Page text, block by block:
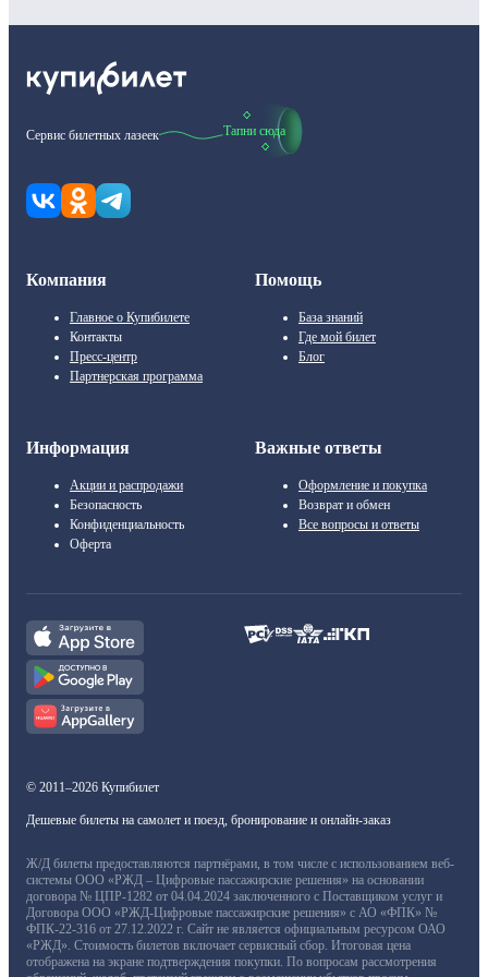
Сервис билетных лазеек Тапни сюда
Компания
Главное о Купибилете
Контакты
Пресс-центр
Партнерская программа
Помощь
База знаний
Где мой билет
Блог
Информация
Акции и распродажи
Безопасность
Конфиденциальность
Оферта
Важные ответы
Оформление и покупка
Возврат и обмен
Все вопросы и ответы
© 2011–2026 Купибилет
Дешевые билеты на самолет и поезд, бронирование и онлайн-заказ
Ж/Д билеты предоставляются партнёрами, в том числе с использованием веб-
системы ООО «РЖД – Цифровые пассажирские решения» на основании
договора № ЦПР-1282 от 04.04.2024 заключенного с Поставщиком услуг и
Договора ООО «РЖД-Цифровые пассажирские решения» с АО «ФПК» №
ФПК-22-316 от 27.12.2022 г. Сайт не является официальным ресурсом ОАО
«РЖД». Стоимость билетов включает сервисный сбор. Итоговая цена
отображена на экране подтверждения покупки. По вопросам рассмотрения